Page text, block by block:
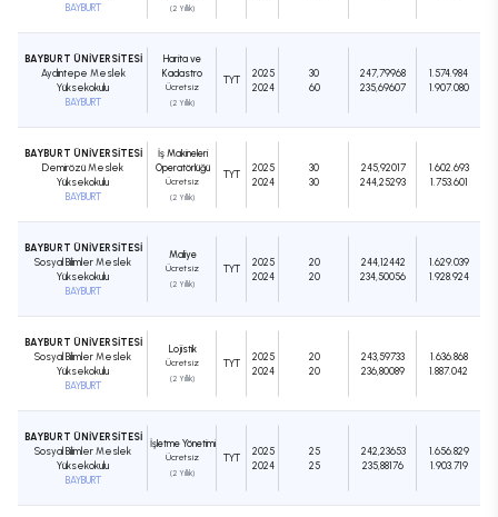
BAYBURT
(2 Yıllık)
BAYBURT ÜNİVERSİTESİ
Aydıntepe Meslek
Yüksekokulu
BAYBURT
Harita ve
Kadastro
Ücretsiz
(2 Yıllık)
TYT
2025
2024
30
60
247,79968
235,69607
1.574.984
1.907.080
BAYBURT ÜNİVERSİTESİ
Demirözü Meslek
Yüksekokulu
BAYBURT
İş Makineleri
Operatörlüğü
Ücretsiz
(2 Yıllık)
TYT
2025
2024
30
30
245,92017
244,25293
1.602.693
1.753.601
BAYBURT ÜNİVERSİTESİ
Sosyal Bilimler Meslek
Yüksekokulu
BAYBURT
Maliye
Ücretsiz
(2 Yıllık)
TYT
2025
2024
20
20
244,12442
234,50056
1.629.039
1.928.924
BAYBURT ÜNİVERSİTESİ
Sosyal Bilimler Meslek
Yüksekokulu
BAYBURT
Lojistik
Ücretsiz
(2 Yıllık)
TYT
2025
2024
20
20
243,59733
236,80089
1.636.868
1.887.042
BAYBURT ÜNİVERSİTESİ
Sosyal Bilimler Meslek
Yüksekokulu
BAYBURT
İşletme Yönetimi
Ücretsiz
(2 Yıllık)
TYT
2025
2024
25
25
242,23653
235,88176
1.656.829
1.903.719